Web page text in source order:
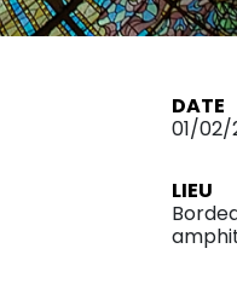
DATE
01/02/
LIEU